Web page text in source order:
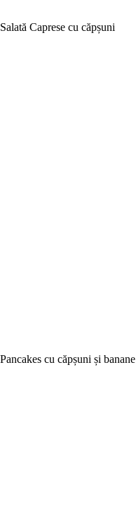
Salată Caprese cu căpșuni
Pancakes cu căpșuni și banane